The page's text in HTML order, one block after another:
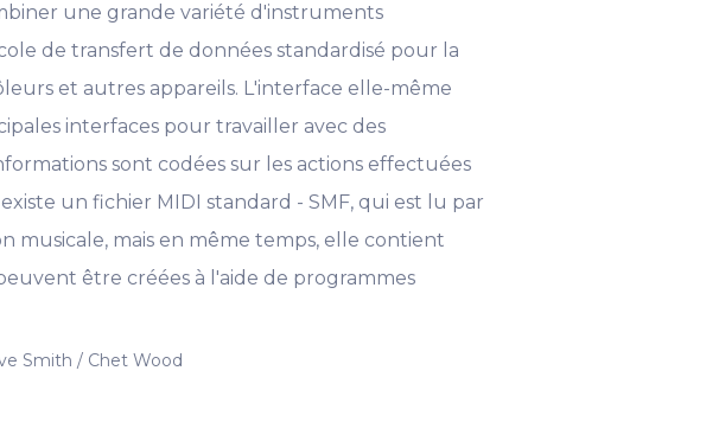
une grande variété d'instruments
de transfert de données standardisé pour la
et autres appareils. L'interface elle-même
interfaces pour travailler avec des
sont codées sur les actions effectuées
un fichier MIDI standard - SMF, qui est lu par
musicale, mais en même temps, elle contient
être créées à l'aide de programmes
Smith / Chet Wood